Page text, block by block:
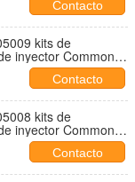
Contacto
kits de
inyector Common
de motor de
Contacto
kits de
inyector Common
de automóvil
Contacto